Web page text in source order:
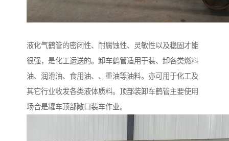
液化气鹤管的密闭性、耐腐蚀性、灵敏性以及稳固才能
很强，是化工运送的。卸车鹤管适用于装、卸各类燃料
油、润滑油、食用油、、重油等油料。亦可用于化工及
其它行业收发各类液体质料。顶部装卸车鹤管主要使用
场合是罐车顶部敞口装车作业。